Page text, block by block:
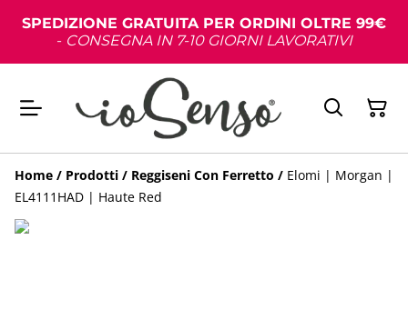
SPEDIZIONE GRATUITA PER ORDINI OLTRE 99€
- CONSEGNA IN 7-10 GIORNI LAVORATIVI
Home / Prodotti / Reggiseni Con Ferretto / Elomi | Morgan |
EL4111HAD | Haute Red